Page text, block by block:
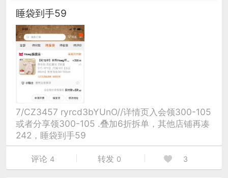
睡袋到手59
7/CZ3457 ryrcd3bYUnO//详情页入会领300-105
或者分享领300-105 .叠加6折拆单，其他店铺再凑
242，睡袋到手59
评论 4 转发 0 3